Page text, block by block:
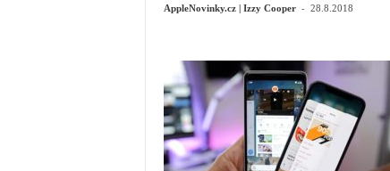
AppleNovinky.cz | Izzy Cooper - 28.8.2018